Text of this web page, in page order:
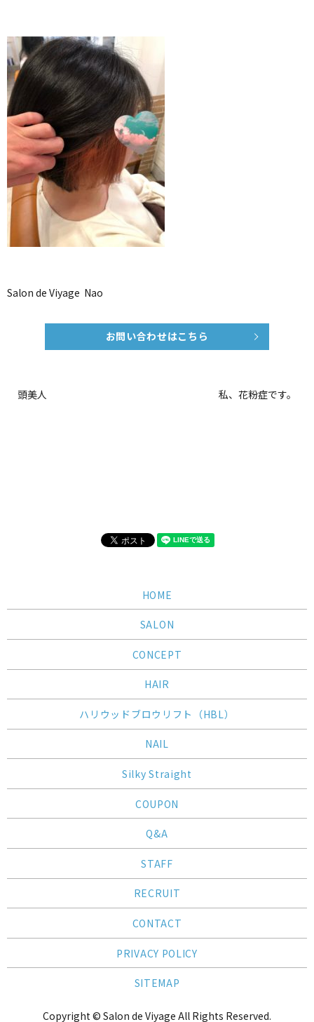
Salon de Viyage Nao
お問い合わせはこちら
頭美人 私、花粉症です。
HOME
SALON
CONCEPT
HAIR
ハリウッドブロウリフト（HBL）
NAIL
Silky Straight
COUPON
Q&A
STAFF
RECRUIT
CONTACT
PRIVACY POLICY
SITEMAP
Copyright © Salon de Viyage All Rights Reserved.